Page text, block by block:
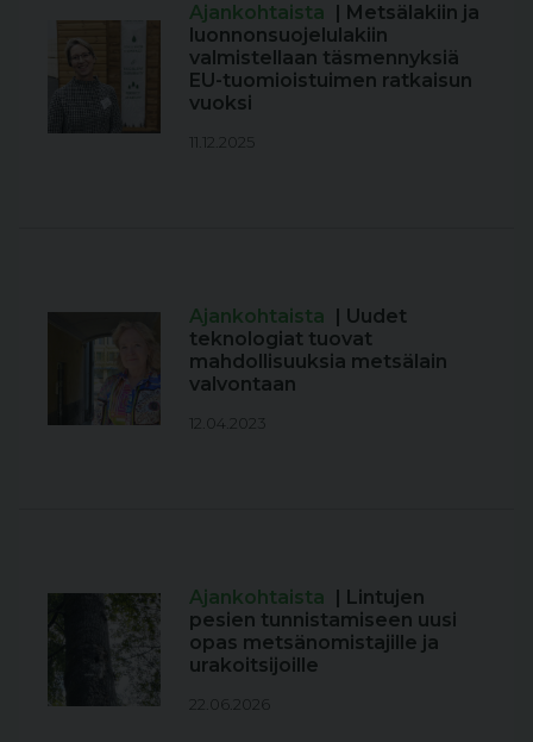
Ajankohtaista
| Metsälakiin ja
luonnonsuojelulakiin
valmistellaan täsmennyksiä
EU-tuomioistuimen ratkaisun
vuoksi
11.12.2025
Ajankohtaista
| Uudet
teknologiat tuovat
mahdollisuuksia metsälain
valvontaan
12.04.2023
Ajankohtaista
| Lintujen
pesien tunnistamiseen uusi
opas metsänomistajille ja
urakoitsijoille
22.06.2026